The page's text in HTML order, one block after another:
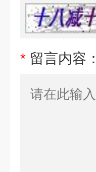
* 留言内容：